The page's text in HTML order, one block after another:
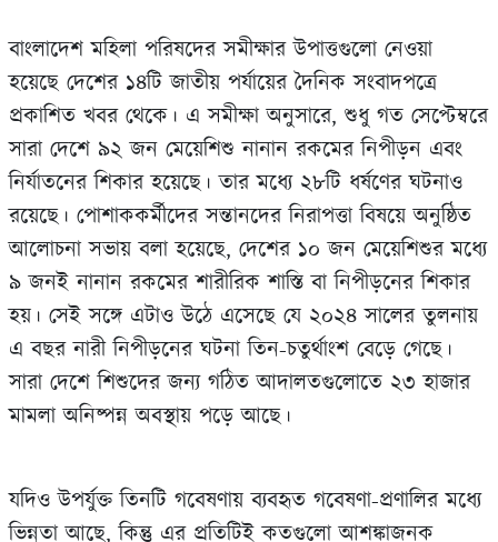
বাংলাদেশ মহিলা পরিষদের সমীক্ষার উপাত্তগুলো নেওয়া
হয়েছে দেশের ১৪টি জাতীয় পর্যায়ের দৈনিক সংবাদপত্রে
প্রকাশিত খবর থেকে। এ সমীক্ষা অনুসারে, শুধু গত সেপ্টেম্বরে
সারা দেশে ৯২ জন মেয়েশিশু নানান রকমের নিপীড়ন এবং
নির্যাতনের শিকার হয়েছে। তার মধ‍্যে ২৮টি ধর্ষণের ঘটনাও
রয়েছে। পোশাককর্মীদের সন্তানদের নিরাপত্তা বিষয়ে অনুষ্ঠিত
আলোচনা সভায় বলা হয়েছে, দেশের ১০ জন মেয়েশিশুর মধ‍্যে
৯ জনই নানান রকমের শারীরিক শাস্তি বা নিপীড়নের শিকার
হয়। সেই সঙ্গে এটাও উঠে এসেছে যে ২০২৪ সালের তুলনায়
এ বছর নারী নিপীড়নের ঘটনা তিন-চতুর্থাংশ বেড়ে গেছে।
সারা দেশে শিশুদের জন‍্য গঠিত আদালতগুলোতে ২৩ হাজার
মামলা অনিষ্পন্ন অবস্থায় পড়ে আছে।
যদিও উপর্যুক্ত তিনটি গবেষণায় ব‍্যবহৃত গবেষণা-প্রণালির মধ‍্যে
ভিন্নতা আছে, কিন্তু এর প্রতিটিই কতগুলো আশঙ্কাজনক